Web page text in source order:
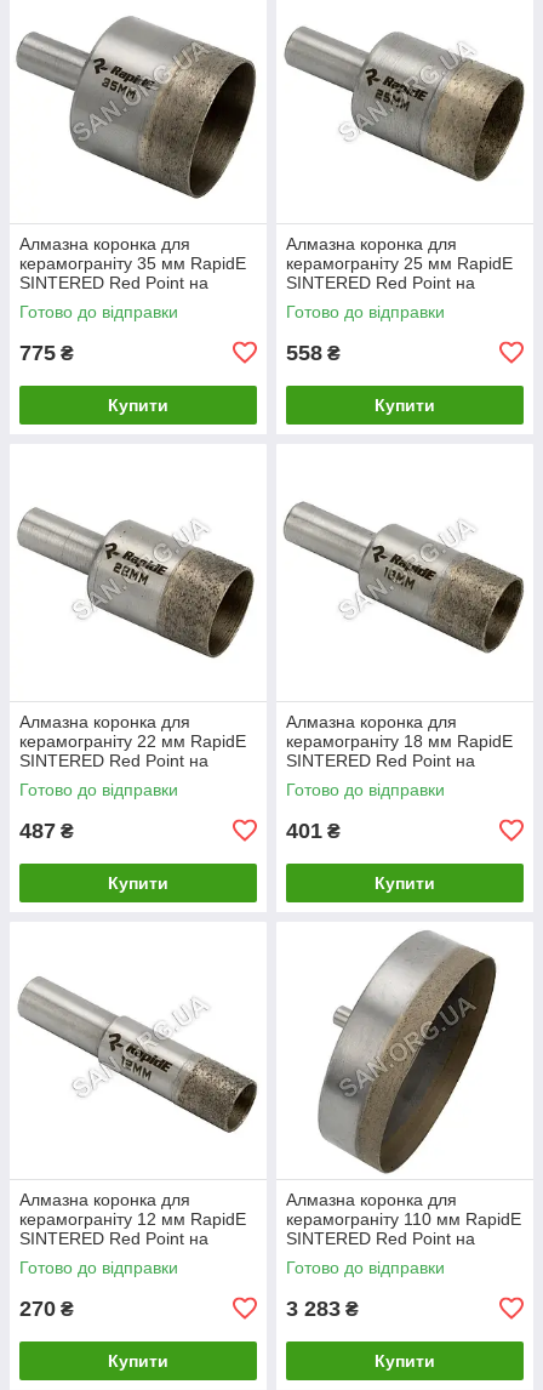
Алмазна коронка для
керамограніту 35 мм RapidE
SINTERED Red Point на
Дриль
Готово до відправки
775 ₴
Купити
Алмазна коронка для
керамограніту 25 мм RapidE
SINTERED Red Point на
Дриль
Готово до відправки
558 ₴
Купити
Алмазна коронка для
керамограніту 22 мм RapidE
SINTERED Red Point на
Дриль
Готово до відправки
487 ₴
Купити
Алмазна коронка для
керамограніту 18 мм RapidE
SINTERED Red Point на
Дриль
Готово до відправки
401 ₴
Купити
Алмазна коронка для
керамограніту 12 мм RapidE
SINTERED Red Point на
Дриль
Готово до відправки
270 ₴
Купити
Алмазна коронка для
керамограніту 110 мм RapidE
SINTERED Red Point на
Дриль
Готово до відправки
3 283 ₴
Купити